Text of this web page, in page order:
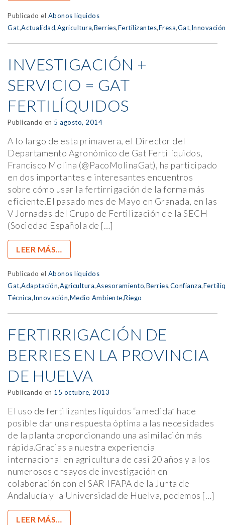
Publicado el Abonos liquidos
Gat,Actualidad,Agricultura,Berries,Fertilizantes,Fresa,Gat,
INVESTIGACIÓN +
SERVICIO = GAT
FERTILÍQUIDOS
Publicando en 5 agosto, 2014
A lo largo de esta primavera, el Director del
Departamento Agronómico de Gat Fertilíquidos,
Francisco Molina (@PacoMolinaGat), ha participado
en dos importantes e interesantes encuentros
sobre cómo usar la fertirrigación de la forma más
eficiente.El pasado mes de Mayo en Granada, en las
V Jornadas del Grupo de Fertilización de la SECH
(Sociedad Española de […]
LEER MÁS…
Publicado el Abonos liquidos
Gat,Adaptación,Agricultura,Asesoramiento,Berries,Confianza,
Técnica,Innovación,Medio Ambiente,Riego
FERTIRRIGACIÓN DE
BERRIES EN LA PROVINCIA
DE HUELVA
Publicando en 15 octubre, 2013
El uso de fertilizantes líquidos “a medida” hace
posible dar una respuesta óptima a las necesidades
de la planta proporcionando una asimilación más
rápida.Gracias a nuestra experiencia
internacional en agricultura de casi 20 años y a los
numerosos ensayos de investigación en
colaboración con el SAR-IFAPA de la Junta de
Andalucía y la Universidad de Huelva, podemos […]
LEER MÁS…